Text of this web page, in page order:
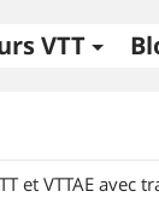
VTT
et VTTAE avec